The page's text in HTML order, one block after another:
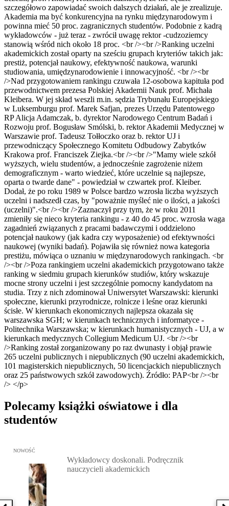
szczegółowo zapowiadać swoich dalszych działań, ale je zrealizuje.
Akademia ma być konkurencyjna na rynku międzynarodowym i
powinna mieć 50 proc. zagranicznych studentów. Podobnie z kadrą
wykładowców - już teraz - zwrócił uwagę rektor -cudzoziemcy
stanowią wśród nich około 18 proc. <br /><br />Ranking uczelni
akademickich został oparty na sześciu grupach kryteriów takich jak:
prestiż, potencjał naukowy, efektywność naukowa, warunki
studiowania, umiędzynarodowienie i innowacyjność. <br /><br
/>Nad przygotowaniem rankingu czuwała 12-osobowa kapituła pod
przewodnictwem prezesa Polskiej Akademii Nauk prof. Michała
Kleibera. W jej skład weszli m.in. sędzia Trybunału Europejskiego
w Luksemburgu prof. Marek Safjan, prezes Urzędu Patentowego
RP Alicja Adamczak, b. dyrektor Narodowego Centrum Badań i
Rozwoju prof. Bogusław Smólski, b. rektor Akademii Medycznej w
Warszawie prof. Tadeusz Tołłoczko oraz b. rektor UJ i
przewodniczący Społecznego Komitetu Odbudowy Zabytków
Krakowa prof. Franciszek Ziejka.<br /><br />"Mamy wiele szkół
wyższych, wielu studentów, a jednocześnie zagrożenie niżem
demograficznym - warto wiedzieć, które uczelnie są najlepsze,
oparta o twarde dane" - powiedział w czwartek prof. Kleiber.
Dodał, że po roku 1989 w Polsce bardzo wzrosła liczba wyższych
uczelni i nadszedł czas, by "poważnie myśleć nie o ilości, a jakości
(uczelni)".<br /><br />Zaznaczył przy tym, że w roku 2011
zmieniły się nieco kryteria rankingu - z 40 do 45 proc. wzrosła waga
zagadnień związanych z pracami badawczymi i oddzielono
potencjał naukowy (jak kadra czy wyposażenie) od efektywności
naukowej (wyniki badań). Pojawiła się również nowa kategoria
prestiżu, mówiąca o uznaniu w międzynarodowych rankingach. <br
/><br />Poza rankingiem uczelni akademickich przygotowano także
ranking w siedmiu grupach kierunków studiów, który wskazuje
mocne strony uczelni i jest szczególnie pomocny kandydatom na
studia. Trzy z nich zdominował Uniwersytet Warszawski: kierunki
społeczne, kierunki przyrodnicze, rolnicze i leśne oraz kierunki
ścisłe. W kierunkach ekonomicznych najlepsza okazała się
warszawska SGH; w kierunkach technicznych i informatyce -
Politechnika Warszawska; w kierunkach humanistycznych - UJ, a w
kierunkach medycznych Collegium Medicum UJ. <br /><br
/>Ranking został zorganizowany po raz dwunasty i objął prawie
265 uczelni publicznych i niepublicznych (90 uczelni akademickich,
101 magisterskich niepublicznych, 50 licencjackich niepublicznych
oraz 25 państwowych szkół zawodowych). Źródło: PAP<br /><br
/> </p>
Polecamy książki oświatowe i dla
studentów
Przejdź do: Wykładowcy doskonali. Podręcznik nauczycieli
NOWOŚĆ
Wykładowcy doskonali. Podręcznik
nauczycieli akademickich